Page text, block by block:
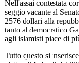
Nell'assai contestata
seggio vacante al
2576 dollari alla
tanto al democratico
agli islamisti piace di
Tutto questo si